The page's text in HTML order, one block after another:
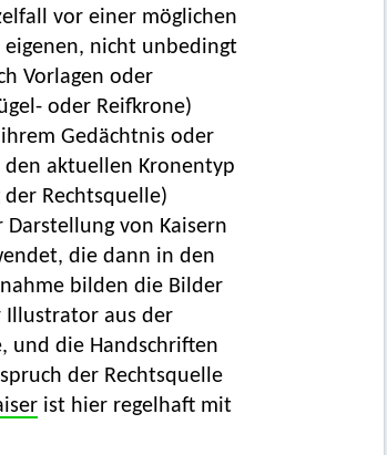
vor einer möglichen
nicht unbedingt
Vorlagen oder
oder Reifkrone)
Gedächtnis oder
den aktuellen Kronentyp
Rechtsquelle)
von Kaisern
die dann in den
bilden die Bilder
Illustrator aus der
und die Handschriften
der Rechtsquelle
ist hier regelhaft mit